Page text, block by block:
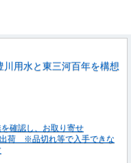
用水と東三河百年を構想
確認し、お取り寄せ
荷 ※品切れ等で入手できな